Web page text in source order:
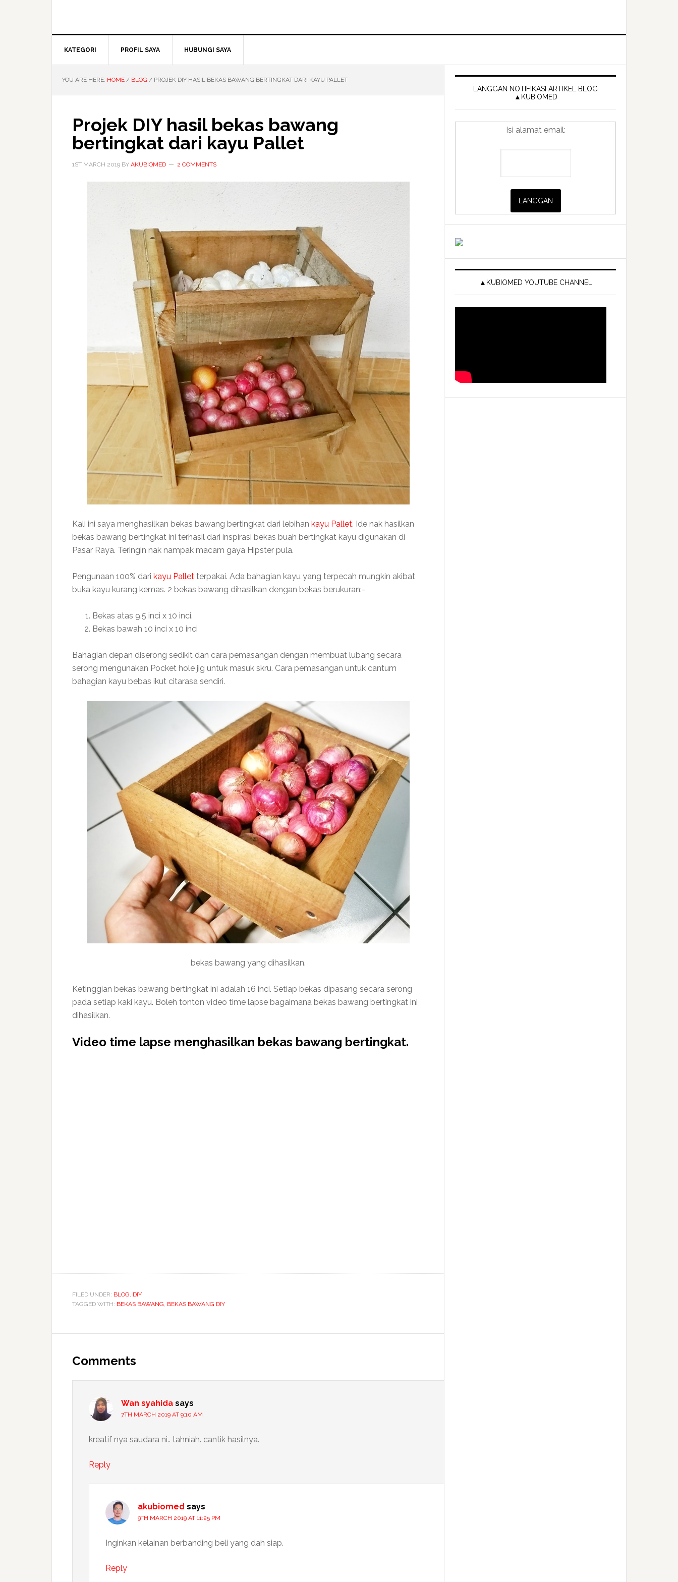
KATEGORI PROFIL SAYA HUBUNGI SAYA
YOU ARE HERE: HOME / BLOG / PROJEK DIY HASIL BEKAS BAWANG BERTINGKAT DARI KAYU PALLET
Projek DIY hasil bekas bawang
bertingkat dari kayu Pallet
1ST MARCH 2019 BY AKUBIOMED 2 COMMENTS
Kali ini saya menghasilkan bekas bawang bertingkat dari lebihan kayu Pallet. Ide nak hasilkan
bekas bawang bertingkat ini terhasil dari inspirasi bekas buah bertingkat kayu digunakan di
Pasar Raya. Teringin nak nampak macam gaya Hipster pula.
Pengunaan 100% dari kayu Pallet terpakai. Ada bahagian kayu yang terpecah mungkin akibat
buka kayu kurang kemas. 2 bekas bawang dihasilkan dengan bekas berukuran:-
Bekas atas 9.5 inci x 10 inci.
Bekas bawah 10 inci x 10 inci
Bahagian depan diserong sedikit dan cara pemasangan dengan membuat lubang secara
serong mengunakan Pocket hole jig untuk masuk skru. Cara pemasangan untuk cantum
bahagian kayu bebas ikut citarasa sendiri.
bekas bawang yang dihasilkan.
Ketinggian bekas bawang bertingkat ini adalah 16 inci. Setiap bekas dipasang secara serong
pada setiap kaki kayu. Boleh tonton video time lapse bagaimana bekas bawang bertingkat ini
dihasilkan.
Video time lapse menghasilkan bekas bawang bertingkat.
FILED UNDER: BLOG, DIY
TAGGED WITH: BEKAS BAWANG, BEKAS BAWANG DIY
Interactions
Comments
Wan syahida says
7TH MARCH 2019 AT 9:10 AM
kreatif nya saudara ni.. tahniah. cantik hasilnya.
Reply
akubiomed says
9TH MARCH 2019 AT 11:25 PM
Inginkan kelainan berbanding beli yang dah siap.
Reply
Primary
SidebarLANGGAN NOTIFIKASI ARTIKEL BLOG
▲KUBIOMED
Isi alamat email:
▲KUBIOMED YOUTUBE CHANNEL